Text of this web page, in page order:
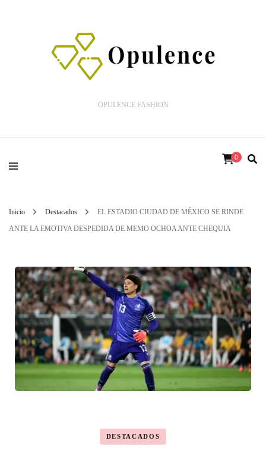
OPULENCE FASHION
0
Inicio Destacados
EL ESTADIO CIUDAD DE MÉXICO SE RINDE
ANTE LA EMOTIVA DESPEDIDA DE MEMO OCHOA ANTE CHEQUIA
DESTACADOS